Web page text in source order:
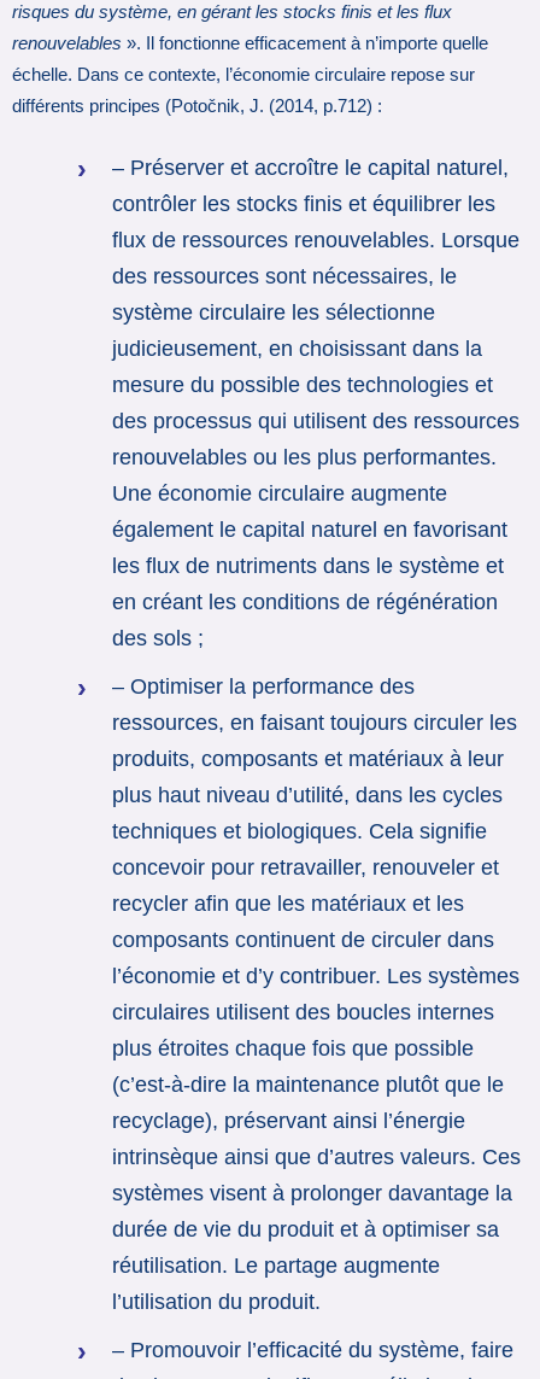
risques du système, en gérant les stocks finis et les flux
renouvelables ». Il fonctionne efficacement à n’importe quelle
échelle. Dans ce contexte, l’économie circulaire repose sur
différents principes (Potočnik, J. (2014, p.712) :
– Préserver et accroître le capital naturel,
contrôler les stocks finis et équilibrer les
flux de ressources renouvelables. Lorsque
des ressources sont nécessaires, le
système circulaire les sélectionne
judicieusement, en choisissant dans la
mesure du possible des technologies et
des processus qui utilisent des ressources
renouvelables ou les plus performantes.
Une économie circulaire augmente
également le capital naturel en favorisant
les flux de nutriments dans le système et
en créant les conditions de régénération
des sols ;
– Optimiser la performance des
ressources, en faisant toujours circuler les
produits, composants et matériaux à leur
plus haut niveau d’utilité, dans les cycles
techniques et biologiques. Cela signifie
concevoir pour retravailler, renouveler et
recycler afin que les matériaux et les
composants continuent de circuler dans
l’économie et d’y contribuer. Les systèmes
circulaires utilisent des boucles internes
plus étroites chaque fois que possible
(c’est-à-dire la maintenance plutôt que le
recyclage), préservant ainsi l’énergie
intrinsèque ainsi que d’autres valeurs. Ces
systèmes visent à prolonger davantage la
durée de vie du produit et à optimiser sa
réutilisation. Le partage augmente
l’utilisation du produit.
– Promouvoir l’efficacité du système, faire